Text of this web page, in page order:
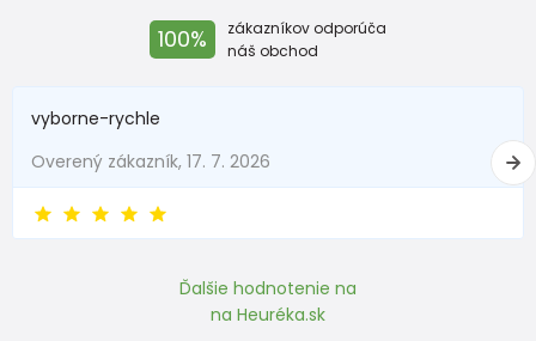
Do 1 mesiaca do 56 do 4,5
6 - 9 mesiace 68 -74 8 - 9,5
9 - 12 mesiace 74-80 9,5 - 11
Približná tabuľka veľkosti batoľaťa
100%
zákazníkov odporúča
náš obchod
vyborne-rychle
Overený zákazník, 17. 7. 2026
Ďalšie hodnotenie na
na Heuréka.sk